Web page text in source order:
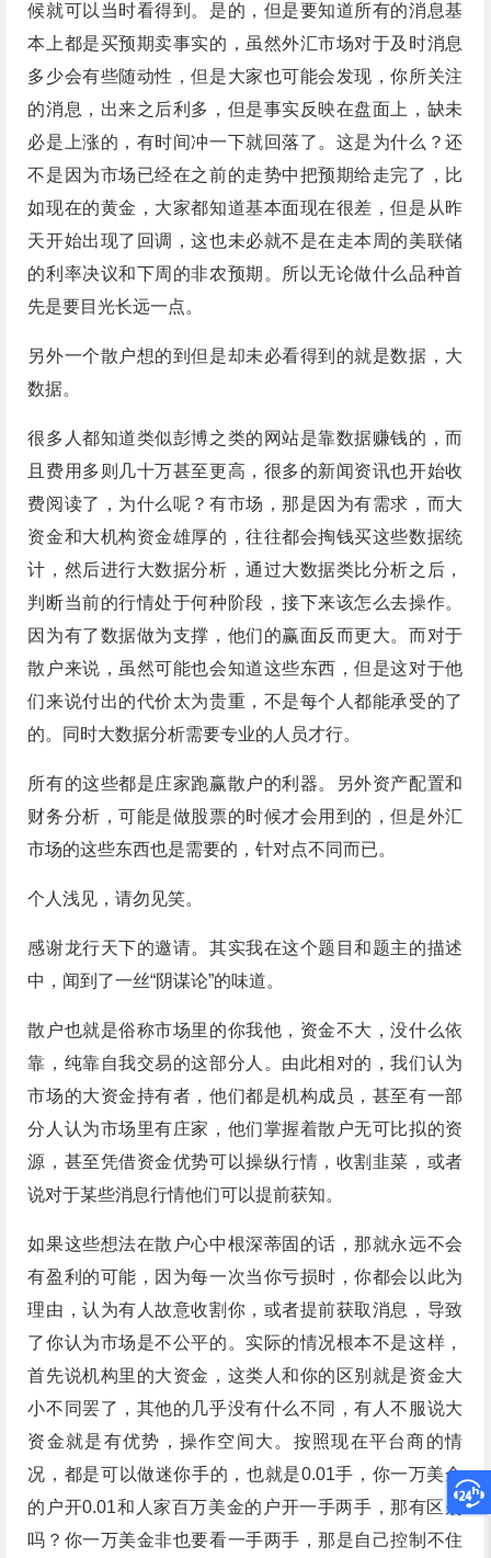
候就可以当时看得到。是的，但是要知道所有的消息基
本上都是买预期卖事实的，虽然外汇市场对于及时消息
多少会有些随动性，但是大家也可能会发现，你所关注
的消息，出来之后利多，但是事实反映在盘面上，缺未
必是上涨的，有时间冲一下就回落了。这是为什么？还
不是因为市场已经在之前的走势中把预期给走完了，比
如现在的黄金，大家都知道基本面现在很差，但是从昨
天开始出现了回调，这也未必就不是在走本周的美联储
的利率决议和下周的非农预期。所以无论做什么品种首
先是要目光长远一点。
另外一个散户想的到但是却未必看得到的就是数据，大
数据。
很多人都知道类似彭博之类的网站是靠数据赚钱的，而
且费用多则几十万甚至更高，很多的新闻资讯也开始收
费阅读了，为什么呢？有市场，那是因为有需求，而大
资金和大机构资金雄厚的，往往都会掏钱买这些数据统
计，然后进行大数据分析，通过大数据类比分析之后，
判断当前的行情处于何种阶段，接下来该怎么去操作。
因为有了数据做为支撑，他们的赢面反而更大。而对于
散户来说，虽然可能也会知道这些东西，但是这对于他
们来说付出的代价太为贵重，不是每个人都能承受的了
的。同时大数据分析需要专业的人员才行。
所有的这些都是庄家跑赢散户的利器。另外资产配置和
财务分析，可能是做股票的时候才会用到的，但是外汇
市场的这些东西也是需要的，针对点不同而已。
个人浅见，请勿见笑。
感谢龙行天下的邀请。其实我在这个题目和题主的描述
中，闻到了一丝“阴谋论”的味道。
散户也就是俗称市场里的你我他，资金不大，没什么依
靠，纯靠自我交易的这部分人。由此相对的，我们认为
市场的大资金持有者，他们都是机构成员，甚至有一部
分人认为市场里有庄家，他们掌握着散户无可比拟的资
源，甚至凭借资金优势可以操纵行情，收割韭菜，或者
说对于某些消息行情他们可以提前获知。
如果这些想法在散户心中根深蒂固的话，那就永远不会
有盈利的可能，因为每一次当你亏损时，你都会以此为
理由，认为有人故意收割你，或者提前获取消息，导致
了你认为市场是不公平的。实际的情况根本不是这样，
首先说机构里的大资金，这类人和你的区别就是资金大
小不同罢了，其他的几乎没有什么不同，有人不服说大
资金就是有优势，操作空间大。按照现在平台商的情
况，都是可以做迷你手的，也就是0.01手，你一万美金
的户开0.01和人家百万美金的户开一手两手，那有区别
吗？你一万美金非也要看一手两手，那是自己控制不住